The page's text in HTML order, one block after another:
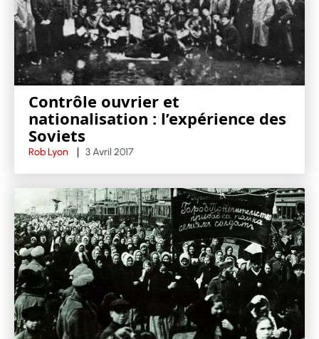
Contrôle ouvrier et
nationalisation : l’expérience des
Soviets
Rob Lyon 3 Avril 2017